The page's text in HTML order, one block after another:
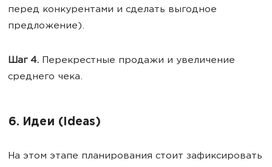
перед конкурентами и сделать выгодное
предложение).
Шаг 4. Перекрестные продажи и увеличение
среднего чека.
6. Идеи (Ideas)
На этом этапе планирования стоит зафиксировать